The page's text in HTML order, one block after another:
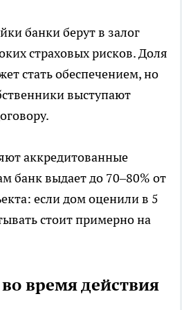
банки берут в залог
страховых рисков. Доля
стать обеспечением, но
выступают
аккредитованные
банк выдает до 70–80% от
если дом оценили в 5
стоит примерно на
время действия